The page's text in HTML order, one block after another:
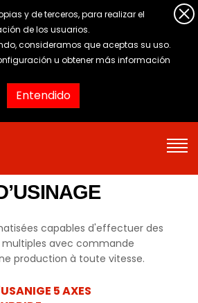
y de terceros, para realizar el
de los usuarios.
consideramos que aceptas su uso.
u obtenermás información
Entendido
capables d'effectuer des
avec commande
production à toute vitesse.
5 AXES